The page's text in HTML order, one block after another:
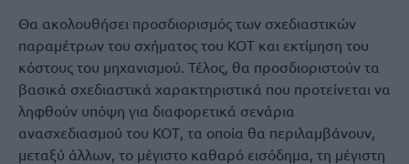
Θα ακολουθήσει προσδιορισμός των σχεδιαστικών
παραμέτρων του σχήματος του ΚΟΤ και εκτίμηση του
κόστους του μηχανισμού. Τέλος, θα προσδιοριστούν τα
βασικά σχεδιαστικά χαρακτηριστικά που προτείνεται να
ληφθούν υπόψη για διαφορετικά σενάρια
ανασχεδιασμού του ΚΟΤ, τα οποία θα περιλαμβάνουν,
μεταξύ άλλων, το μέγιστο καθαρό εισόδημα, τη μέγιστη